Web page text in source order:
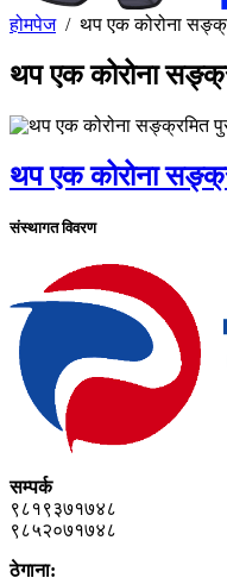
होमपेज/ थप एक कोरोना
थप एक कोरोना
थप एक कोरोना
संस्थागत विवरण
सम्पर्क
९८१९३७१७४८
९८५२०७१७४८
ठेगाना: